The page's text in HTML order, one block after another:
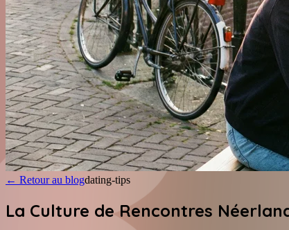
← Retour au blogdating-tips
La Culture de Rencontres